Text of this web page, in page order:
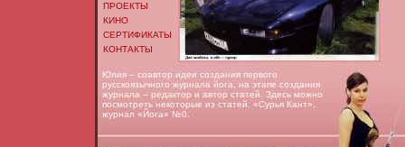
ПРОЕКТЫ
КИНО
СЕРТИФИКАТЫ
КОНТАКТЫ
Юлия – соавтор идеи создания первого
русскоязычного журнала йога, на этапе создания
журнала – редактор и автор статей. Здесь можно
посмотреть некоторые из статей. «Сурья Кант»,
журнал «Йога» №0.